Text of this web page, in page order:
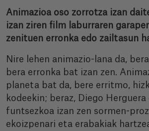
Animazioa oso zorrotza izan
izan ziren film laburraren
zenituen erronka edo zailtasun
Nire lehen animazio-lana da,
bera erronka bat izan zen.
planeta bat da, bere erritmo,
kodeekin; beraz, Diego Herguera
funtsezkoa izan zen sormen-
ekoizpenari eta erabakiak